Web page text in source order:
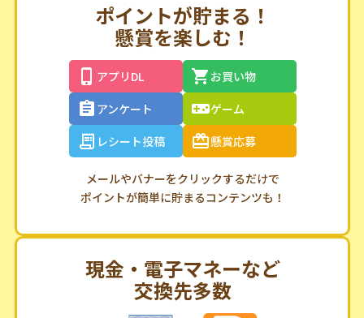
ポイントが貯まる！
懸賞を楽しむ！
アプリDL
お買い物
アンケート
ゲーム
レシート投稿
懸賞応募
メールやバナーをクリックするだけで
ポイントが簡単に貯まるコンテンツも！
現金・電子マネーなど
交換先多数